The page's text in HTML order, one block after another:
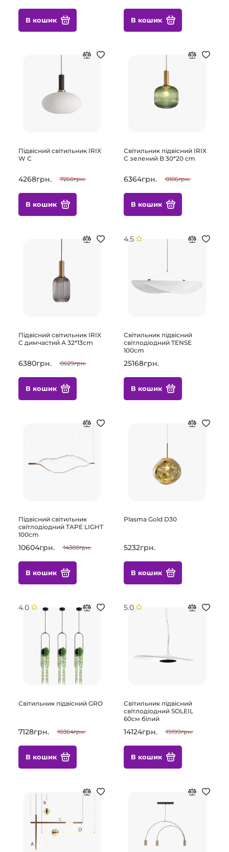
В кошик В кошик
Підвісний світильник IRIX
W C
4268грн. 7260грн.
В кошик
Світильник підвісний IRIX
C зелений B 30*20 cm
6364грн. 8186грн.
В кошик
Підвісний світильник IRIX
C димчастий А 32*13cm
6380грн. 8629грн.
В кошик
4.5
Світильник підвісний
світлодіодний TENSE
100cm
25168грн.
В кошик
Підвісний світильник
світлодіодний TAPE LIGHT
100cm
10604грн. 14300грн.
В кошик
Plasma Gold D30
5232грн.
В кошик
4.0
Світильник підвісний GRO
7128грн. 10364грн.
В кошик
5.0
Світильник підвісний
світлодіодний SOLEIL
60см білий
14124грн. 19199грн.
В кошик